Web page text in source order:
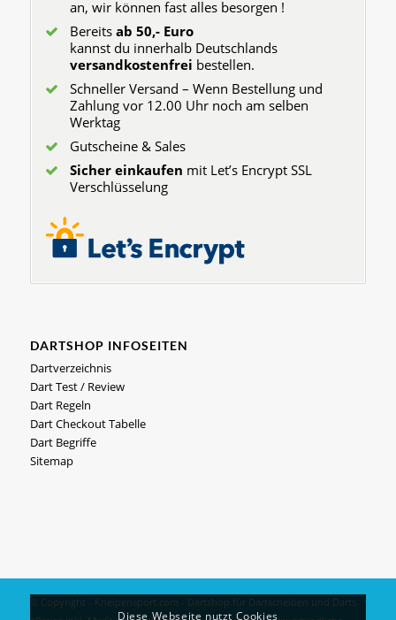
an, wir können fast alles besorgen !
Bereits ab 50,- Euro
kannst du innerhalb Deutschlands
versandkostenfrei bestellen.
Schneller Versand – Wenn Bestellung und
Zahlung vor 12.00 Uhr noch am selben
Werktag
Gutscheine & Sales
Sicher einkaufen mit Let’s Encrypt SSL
Verschlüsselung
DARTSHOP INFOSEITEN
Dartverzeichnis
Dart Test / Review
Dart Regeln
Dart Checkout Tabelle
Dart Begriffe
Sitemap
© Copyright - Kneipensport.com - Dartshop für Dartscheiben und Darts
Diese Webseite nutzt Cookies